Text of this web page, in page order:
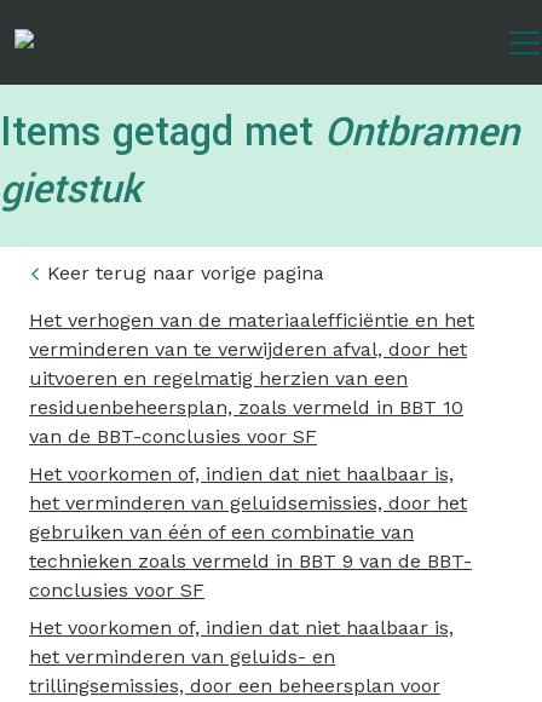
inhoud
Items getagd met Ontbramen
gietstuk
Keer terug naar vorige pagina
Het verhogen van de materiaalefficiëntie en het
verminderen van te verwijderen afval, door het
uitvoeren en regelmatig herzien van een
residuenbeheersplan, zoals vermeld in BBT 10
van de BBT-conclusies voor SF
Het voorkomen of, indien dat niet haalbaar is,
het verminderen van geluidsemissies, door het
gebruiken van één of een combinatie van
technieken zoals vermeld in BBT 9 van de BBT-
conclusies voor SF
Het voorkomen of, indien dat niet haalbaar is,
het verminderen van geluids- en
trillingsemissies, door een beheersplan voor